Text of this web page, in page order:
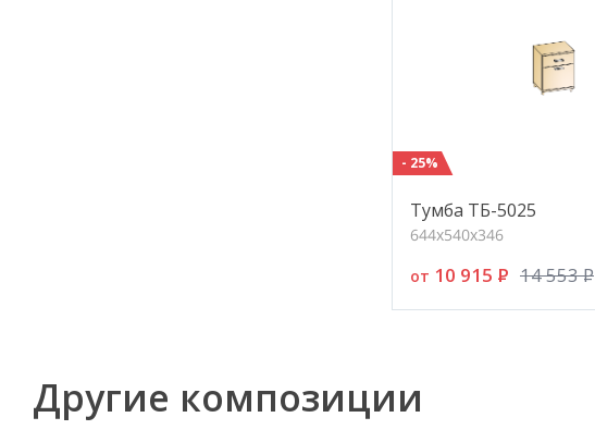
- 25%
Тумба ТБ-5025
644х540х346
от 10 915 P 14 553P
Другие композиции